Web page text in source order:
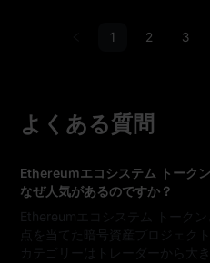
1 2 3
よくある質問
Ethereumエコシステム トーク
なぜ人気があるのですか？
Ethereumエコシステム トーク
点を当てた暗号資産プロジェク
カテゴリーはトレーダーから大